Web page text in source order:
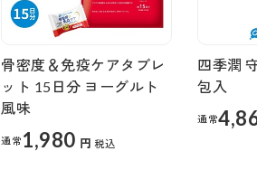
骨密度＆免疫ケアタブレ
ット 15日分 ヨーグルト
風味
通常 1,980 円 税込
四季潤
包入
通常